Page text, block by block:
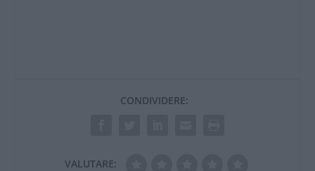
CONDIVIDERE:
VALUTARE: